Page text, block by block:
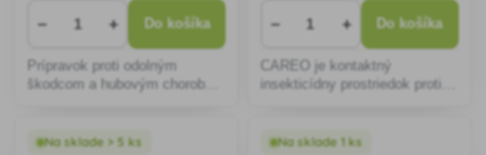
− + Do košíka
Prípravok proti odolným
škodcom a hubovým chorobám
systémový účinok.
− + Do košíka
CAREO je kontaktný
insekticídny prostriedok proti
škodlivým savým a žravým
Na sklade > 5 ks
Na sklade 1 ks